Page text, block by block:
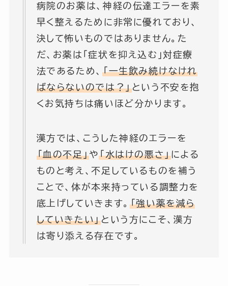
病院のお薬は、神経の伝達エラーを素
早く整えるために非常に優れており、
決して怖いものではありません。た
だ、お薬は「症状を抑え込む」対症療
法であるため、
「一生飲み続けなけれ
ばならないのでは？」という不安を抱
くお気持ちは痛いほど分かります。
漢方では、こうした神経のエラーを
「血の不足」や 「水はけの悪さ」による
ものと考え、不足しているものを補う
ことで、体が本来持っている調整力を
底上げしていきます。 「強い薬を減ら
していきたい」という方にこそ、漢方
は寄り添える存在です。